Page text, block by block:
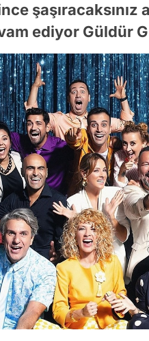
ediyor Güldür